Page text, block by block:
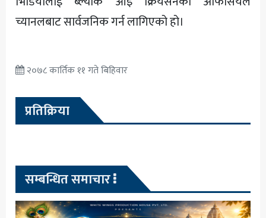
च्यानलबाट सार्वजनिक गर्न लागिएको हो।
२०७८ कार्तिक ११ गते बिहिवार
प्रतिक्रिया
सम्बन्धित समाचार